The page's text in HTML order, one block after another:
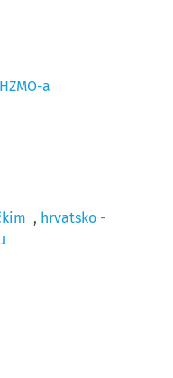
a
, hrvatsko -